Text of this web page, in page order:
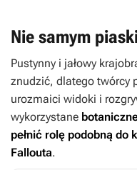
Nie samym
Pustynny i jałowy
znudzić, dlatego twórcy
urozmaici widoki i
wykorzystane
pełnić rolę podobną do
Fallouta.